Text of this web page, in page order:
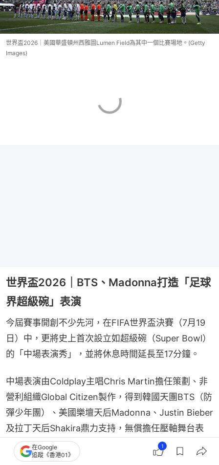
世界盃2026｜美國華盛頓州西雅圖Lumen Field為其中一個比賽場地。(Getty
Images)
世界盃2026｜BTS、Madonna打造「足球
界超級碗」表演
今屆賽事開創不少先河，在FIFA世界盃決賽（7月19
日）中，更將史上首次設立如超級碗（Super Bowl）
的「中場表演秀」，並將休息時間延長至17分鐘。
中場表演由Coldplay主唱Chris Martin擔任策劃、非
營利組織Global Citizen製作，得到韓國天團BTS（防
彈少年團）、美國樂壇天后Madonna、Justin Bieber
及拉丁天后Shakira鼎力支持，無償擔任壓軸舞台表
演，並將為FIFA全球公民教育基金會募款。
在Google
追蹤《香港01》
1